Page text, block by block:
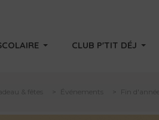
CLUB P'TIT DÉJ
& fêtes Événements Fin